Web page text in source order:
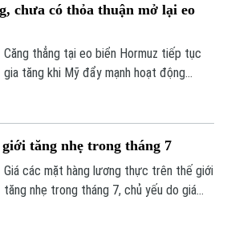
chưa có thỏa thuận mở lại eo
Căng thẳng tại eo biển Hormuz tiếp tục
gia tăng khi Mỹ đẩy mạnh hoạt động
đáp ứng các điều kiện do Tehran đưa ra.
tăng nhẹ trong tháng 7
Giá các mặt hàng lương thực trên thế giới
tăng nhẹ trong tháng 7, chủ yếu do giá